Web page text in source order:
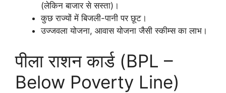
(लेकिन बाजार से सस्ता)।
कुछ राज्यों में बिजली-पानी पर छूट।
उज्जवला योजना, आवास योजना जैसी स्कीम्स का लाभ।
पीला राशन कार्ड (BPL –
Below Poverty Line)